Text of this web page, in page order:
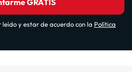
GRATIS
y estar de acuerdo con la Política